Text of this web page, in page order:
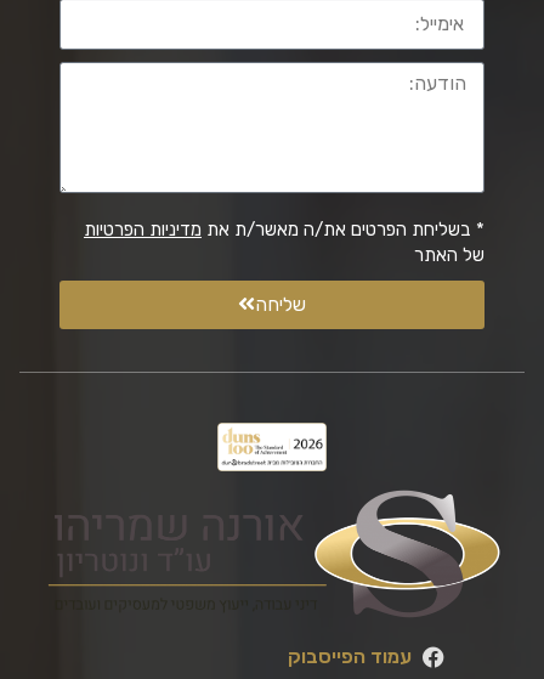
* בשליחת הפרטים את/ה מאשר/ת את מדיניות הפרטיות
של האתר
שליחה
עמוד הפייסבוק